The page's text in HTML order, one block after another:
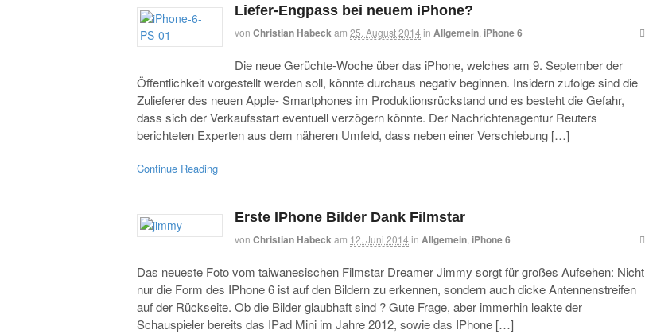
Liefer-Engpass bei neuem iPhone?
von Christian Habeckam 25. August 2014 in Allgemein iPhone 6
Die neue Gerüchte-Woche über das iPhone, welches am 9. September der
Öffentlichkeit vorgestellt werden soll, könnte durchaus negativ beginnen. Insidern zufolge sind die
Zulieferer des neuen Apple- Smartphones im Produktionsrückstand und es besteht die Gefahr,
dass sich der Verkaufsstart eventuell verzögern könnte. Der Nachrichtenagentur Reuters
berichteten Experten aus dem näheren Umfeld, dass neben einer Verschiebung […]
Continue Reading
Erste IPhone Bilder Dank Filmstar
von Christian Habeck am 12. Juni 2014 in Allgemein iPhone 6
Das neueste Foto vom taiwanesischen Filmstar Dreamer Jimmy sorgt für großes Aufsehen: Nicht
nur die Form des IPhone 6 ist auf den Bildern zu erkennen, sondern auch dicke Antennenstreifen
auf der Rückseite. Ob die Bilder glaubhaft sind ? Gute Frage, aber immerhin leakte der
Schauspieler bereits das IPad Mini im Jahre 2012, sowie das IPhone […]